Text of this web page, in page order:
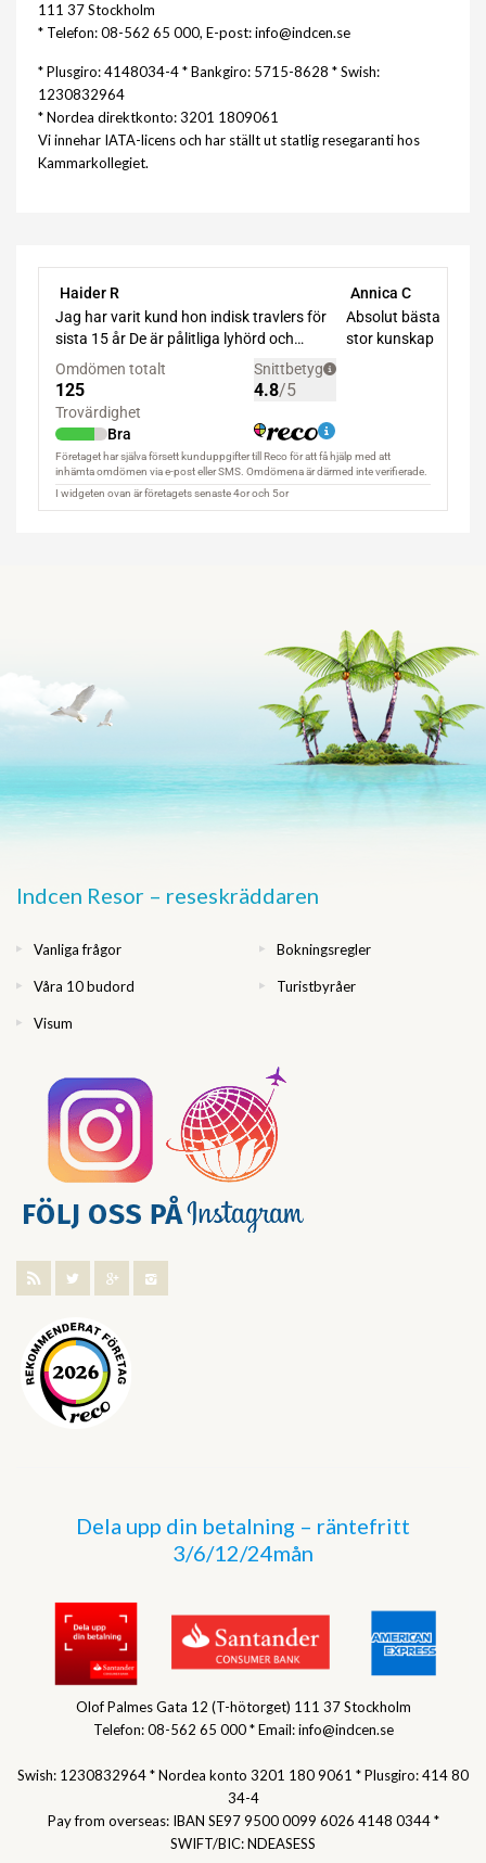
111 37 Stockholm
* Telefon: 08-562 65 000, E-post: info@indcen.se
* Plusgiro: 4148034-4 * Bankgiro: 5715-8628 * Swish:
1230832964
* Nordea direktkonto: 3201 1809061
Vi innehar IATA-licens och har ställt ut statlig resegaranti hos
Kammarkollegiet.
Indcen Resor – reseskräddaren
Vanliga frågor Bokningsregler
Våra 10 budord Turistbyråer
Visum
Dela upp din betalning – räntefritt
3/6/12/24mån
Olof Palmes Gata 12 (T-hötorget) 111 37 Stockholm
Telefon: 08-562 65 000 * Email: info@indcen.se
Swish: 1230832964 * Nordea konto 3201 180 9061 * Plusgiro: 414 80
34-4
Pay from overseas: IBAN SE97 9500 0099 6026 4148 0344 *
SWIFT/BIC: NDEASESS